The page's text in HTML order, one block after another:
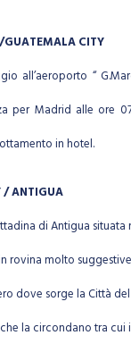
CITY
all’aeroporto “
per Madrid alle ore
in hotel.
/ ANTIGUA
di Antigua
molto
dove sorge la Città
la circondano tra cui